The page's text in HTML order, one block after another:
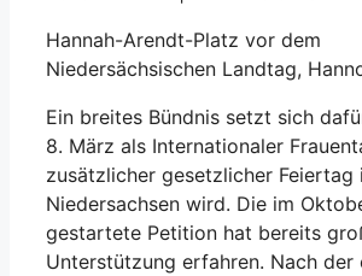
Hannah-Arendt-Platz vor dem
Niedersächsischen Landtag,
Ein breites Bündnis setzt sich
8. März als Internationaler
zusätzlicher gesetzlicher Feiertag
Niedersachsen wird. Die im
gestartete Petition hat bereits
Unterstützung erfahren. Nach